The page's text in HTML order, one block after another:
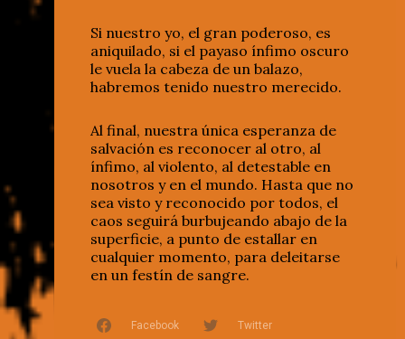
Si nuestro yo, el gran poderoso, es
aniquilado, si el payaso ínfimo oscuro
le vuela la cabeza de un balazo,
habremos tenido nuestro merecido.
Al final, nuestra única esperanza de
salvación es reconocer al otro, al
ínfimo, al violento, al detestable en
nosotros y en el mundo. Hasta que no
sea visto y reconocido por todos, el
caos seguirá burbujeando abajo de la
superficie, a punto de estallar en
cualquier momento, para deleitarse
en un festín de sangre.
Facebook Twitter